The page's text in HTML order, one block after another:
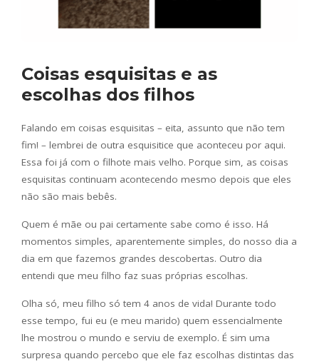
Coisas esquisitas e as
escolhas dos filhos
Falando em coisas esquisitas – eita, assunto que não tem
fim! – lembrei de outra esquisitice que aconteceu por aqui.
Essa foi já com o filhote mais velho. Porque sim, as coisas
esquisitas continuam acontecendo mesmo depois que eles
não são mais bebês.
Quem é mãe ou pai certamente sabe como é isso. Há
momentos simples, aparentemente simples, do nosso dia a
dia em que fazemos grandes descobertas. Outro dia
entendi que meu filho faz suas próprias escolhas.
Olha só, meu filho só tem 4 anos de vida! Durante todo
esse tempo, fui eu (e meu marido) quem essencialmente
lhe mostrou o mundo e serviu de exemplo. É sim uma
surpresa quando percebo que ele faz escolhas distintas das